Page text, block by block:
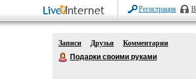
Регистрация
Записи Друзья
Комментарии
Подарки своими руками